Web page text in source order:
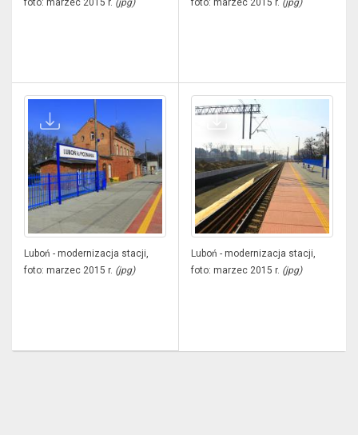
foto: marzec 2015 r. (jpg)
foto: marzec 2015 r. (jpg)
Luboń - modernizacja stacji,
foto: marzec 2015 r. (jpg)
Luboń - modernizacja stacji,
foto: marzec 2015 r. (jpg)